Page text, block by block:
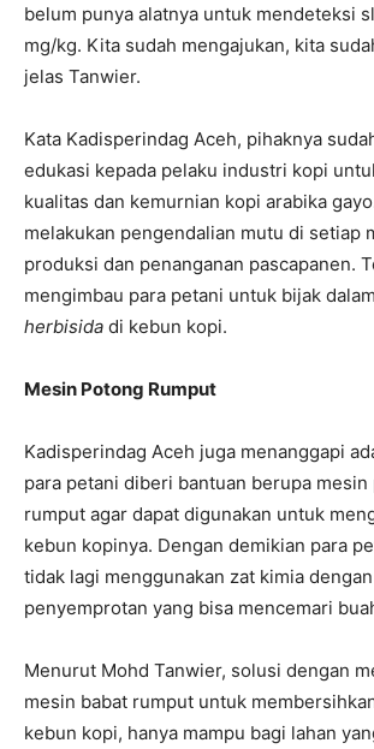
belum punya alatnya untuk mendeteksi
mg/kg. Kita sudah mengajukan, kita
jelas Tanwier.
Kata Kadisperindag Aceh, pihaknya
edukasi kepada pelaku industri kopi
kualitas dan kemurnian kopi arabika
melakukan pengendalian mutu di setiap
produksi dan penanganan pascapanen.
mengimbau para petani untuk bijak
herbisida di kebun kopi.
Mesin Potong Rumput
Kadisperindag Aceh juga menanggapi
para petani diberi bantuan berupa mesin
rumput agar dapat digunakan untuk
kebun kopinya. Dengan demikian para
tidak lagi menggunakan zat kimia
penyemprotan yang bisa mencemari
Menurut Mohd Tanwier, solusi dengan
mesin babat rumput un­tuk
kebun kopi, hanya mampu bagi lahan